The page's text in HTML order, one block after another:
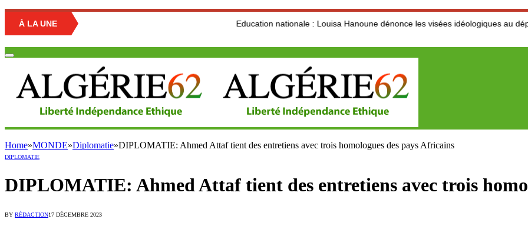
À LA UNE Education nationale : Louisa Hanoune dénonce les visées idéologiques au dépend du secteur
Home»MONDE»Diplomatie»DIPLOMATIE: Ahmed Attaf tient des entretiens avec trois homologues des pays Africains
DIPLOMATIE
DIPLOMATIE: Ahmed Attaf tient des entretiens avec trois
BY RÉDACTION17 DÉCEMBRE 2023